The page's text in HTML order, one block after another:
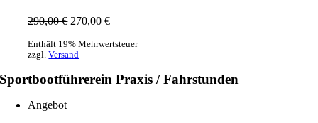
290,00€ Ursprünglicher
war:
290,00 €
270,00€Aktueller
ist:
Enthält 19% Mehrwertsteuer
zzgl.Versand
Sportbootführerein Praxis / Fahrstunden
Angebot